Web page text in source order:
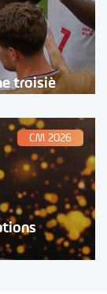
troisiè
CM 2026